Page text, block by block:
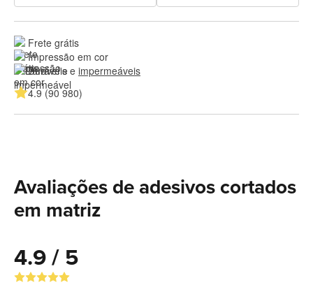
Frete grátis
Impressão em cor
Duráveis e impermeáveis
4.9 (90 980)
Avaliações de adesivos cortados
em matriz
4.9 / 5